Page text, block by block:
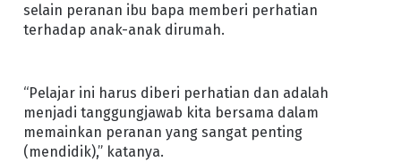
selain peranan ibu bapa memberi perhatian
terhadap anak-anak dirumah.
“Pelajar ini harus diberi perhatian dan adalah
menjadi tanggungjawab kita bersama dalam
memainkan peranan yang sangat penting
(mendidik),” katanya.